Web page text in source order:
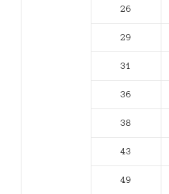
26
29
31
36
38
43
49